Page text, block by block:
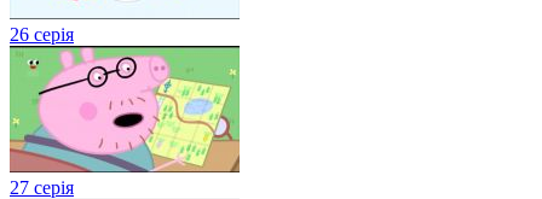
26 серія
27 серія